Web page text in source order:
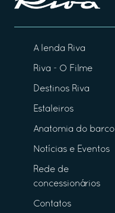
A lenda Riva
Riva - O Filme
Destinos Riva
Estaleiros
Anatomia do barco
Notícias e Eventos
Rede de
concessionários
Contatos